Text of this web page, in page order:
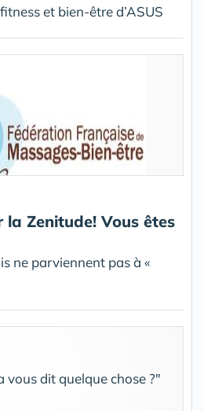
et bien-être d’ASUS
la Zenitude! Vous êtes
ne parviennent pas à «